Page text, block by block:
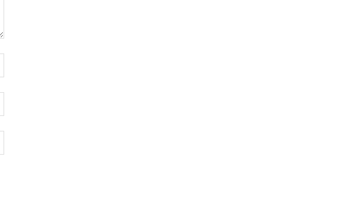
:*
:*
: